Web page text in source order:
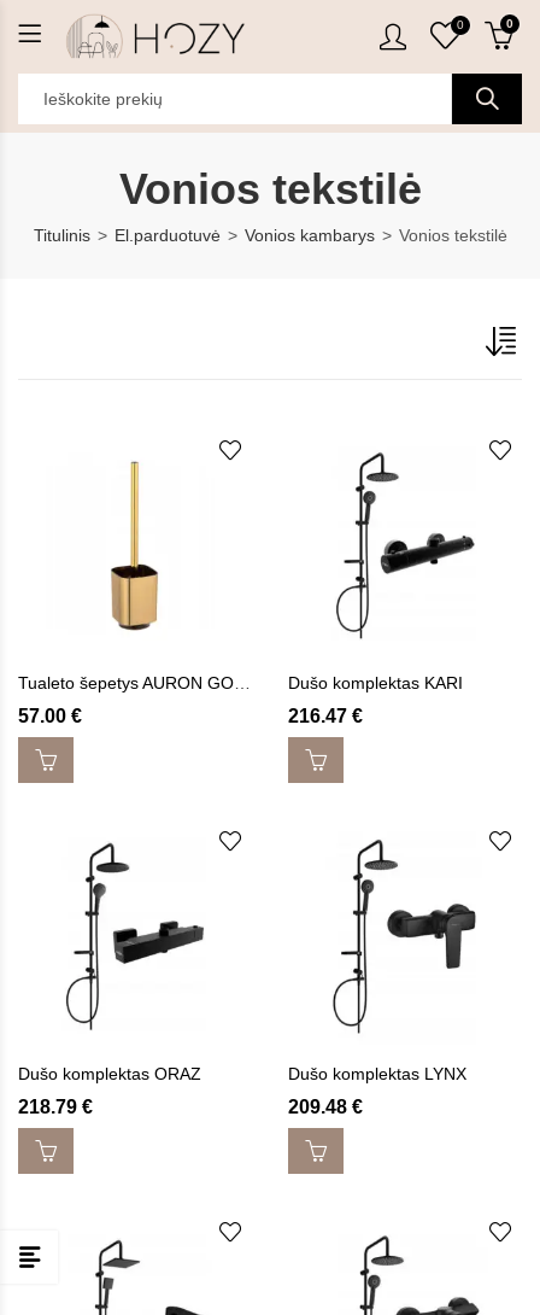
0 0
Vonios tekstilė
Titulinis El.parduotuvė Vonios kambarys Vonios tekstilė
57.00 €
Dušo komplektas KARI
216.47 €
Dušo komplektas ORAZ
218.79 €
Dušo komplektas LYNX
209.48 €